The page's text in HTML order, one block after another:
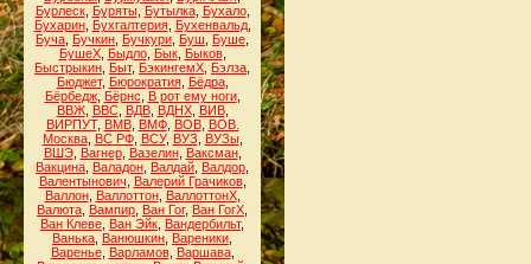
Бурлеск, Буряты, Бутылка, Бухало,
Бухарин, Бухгалтерия, Бухенвальд,
Буча Бучкин Бучкури Буш Буше
БушеХ, Быдло, Бык, Быков,
Быстрыкин Быт, БэкингемХ Бэлза
Бюджет, Бюрократия, Бёдра,
Бёрбедж, Бёрнс В рот ему ноги,
ВВЖ, ВВС, ВДВ, ВДНХ, ВИВ,
ВИРПУТ, ВМВ, ВМФ, ВОВ, ВОВ.
Москва, ВС РФ, ВСУ, ВУЗ ВУЗы,
ВШЭ, Вагнер, Вазелин, Ваксман,
Вакцина Валадон Валдай Валдор
Валентынович
Валерий Грачиков,
Валлон, Валлоттон, ВаллоттонХ,
Валюта Вампир Ван Гог, Ван ГогХ
Ван Клеве Ван Эйк Вандербильт,
Ванька Ванюшкин Вареники
Варенье, Варламов, Варшава,